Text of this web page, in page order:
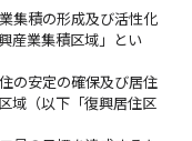
集積の形成及び活性化
産業集積区域」とい
の安定の確保及び居住
域（以下「復興居住区